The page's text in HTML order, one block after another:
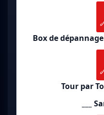
Box de
Tour par
___